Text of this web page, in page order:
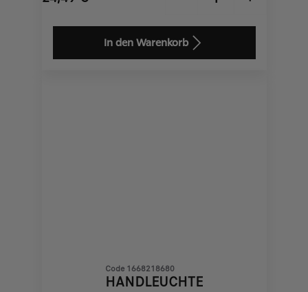
Price
24,49
Quantity
to:
In den Warenkorb
Code 1668218680
HANDLEUCHTE